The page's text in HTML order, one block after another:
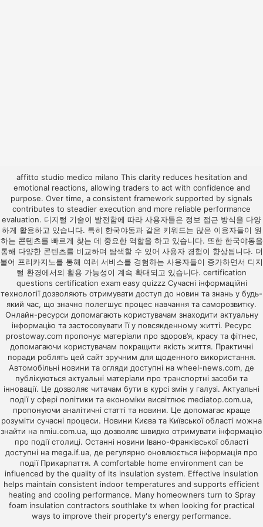
affitto studio medico milano This clarity reduces hesitation and
emotional reactions, allowing traders to act with confidence and
purpose. Over time, a consistent framework supported by signals
contributes to steadier execution and more reliable performance
evaluation. 디지털 기술이 발전함에 따라 사용자들은 정보 접근 방식을 다양
하게 활용하고 있습니다. 특히 한국야동과 같은 키워드는 많은 이용자들이 원
하는 콘텐츠를 빠르게 찾는 데 중요한 역할을 하고 있습니다. 또한 한국야동을
통해 다양한 콘텐츠를 비교하며 탐색할 수 있어 사용자 경험이 향상됩니다. 더
불어 프리카지노를 통해 여러 서비스를 경험하는 사용자들이 증가하면서 디지
털 환경에서의 활용 가능성이 계속 확대되고 있습니다. certification
questions certification exam easy quizzzСучасні інформаційні
технології дозволяють отримувати доступ до новин та знань у будь-
який час, що значно полегшує процес навчання та саморозвитку.
Онлайн-ресурси допомагають користувачам знаходити актуальну
інформацію та застосовувати її у повсякденному житті. Ресурс
prostoway.comпропонує матеріали про здоров’я, красу та фітнес,
допомагаючи користувачам покращити якість життя. Практичні
поради роблять цей сайт зручним для щоденного використання.
Автомобільні новини та огляди доступні на wheel-news.com, де
публікуються актуальні матеріали про транспортні засоби та
інновації. Це дозволяє читачам бути в курсі змін у галузі. Актуальні
події у сфері політики та економіки висвітлює mediatop.com.ua,
пропонуючи аналітичні статті та новини. Це допомагає краще
розуміти сучасні процеси. Новини Києва та Київської області можна
знайти на nmiu.com.ua, що дозволяє швидко отримувати інформацію
про події столиці. Останні новини Івано-Франківської області
доступні на mega.if.ua, де регулярно оновлюється інформація про
події Прикарпаття. A comfortable home environment can be
influenced by the quality of its insulation system. Effective insulation
helps maintain consistent indoor temperatures and supports efficient
heating and cooling performance. Many homeowners turn to Spray
foam insulation contractors southlake tx when looking for practical
ways to improve their property's energy performance.